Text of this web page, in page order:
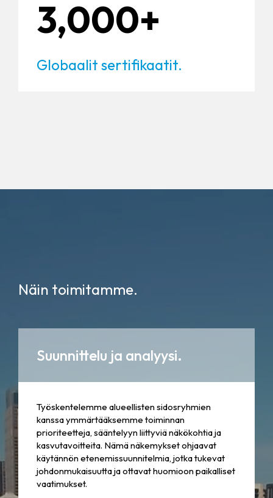
3,000+
Globaalit sertifikaatit.
Näin toimitamme.
Suunnittelu ja analyysi.
Työskentelemme alueellisten sidosryhmien
kanssa ymmärtääksemme toiminnan
prioriteetteja, sääntelyyn liittyviä näkökohtia ja
kasvutavoitteita. Nämä näkemykset ohjaavat
käytännön etenemissuunnitelmia, jotka tukevat
johdonmukaisuutta ja ottavat huomioon paikalliset
vaatimukset.